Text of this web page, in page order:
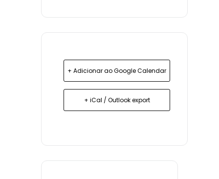
+ Adicionar ao Google Calendar
+ iCal / Outlook export